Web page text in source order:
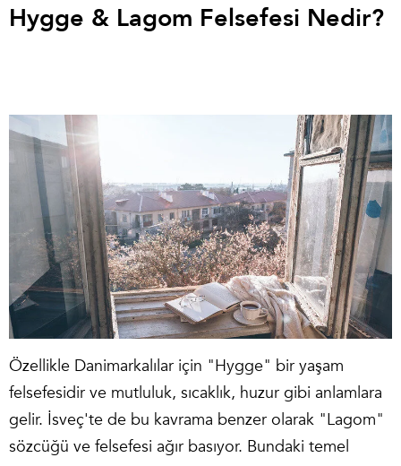
Hygge & Lagom Felsefesi Nedir?
Özellikle Danimarkalılar için "Hygge" bir yaşam
felsefesidir ve mutluluk, sıcaklık, huzur gibi anlamlara
gelir. İsveç'te de bu kavrama benzer olarak "Lagom"
sözcüğü ve felsefesi ağır basıyor. Bundaki temel